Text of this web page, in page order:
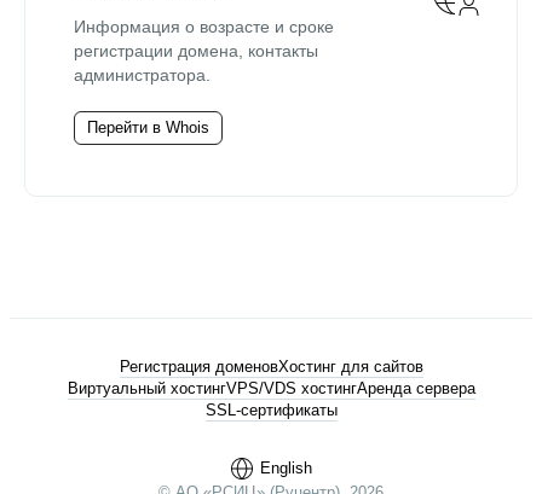
Информация о возрасте и сроке
регистрации домена, контакты
администратора.
Перейти в Whois
English
Регистрация доменовХостинг для сайтов
Виртуальный хостингVPS/VDS хостингАренда сервера
SSL-сертификаты